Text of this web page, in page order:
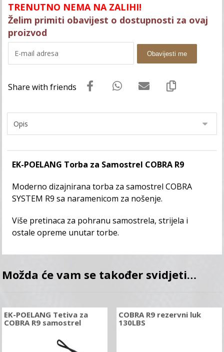
TRENUTNO NEMA NA ZALIHI!
Želim primiti obavijest o dostupnosti za ovaj
proizvod
Obavijesti me
EK-POELANG Torba za Samostrel COBRA R9
Moderno dizajnirana torba za samostrel COBRA
SYSTEM R9 sa naramenicom za nošenje.
Više pretinaca za pohranu samostrela, strijela i
ostale opreme unutar torbe.
Možda će vam se također svidjeti…
EK-POELANG Tetiva za
COBRA R9 samostrel
COBRA R9 rezervni luk
130LBS